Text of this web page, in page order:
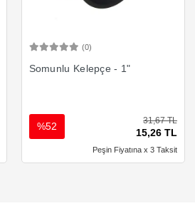
(0)
Somunlu Kelepçe - 1"
31,67 TL
15,26 TL
%52
Peşin Fiyatına x 3 Taksit